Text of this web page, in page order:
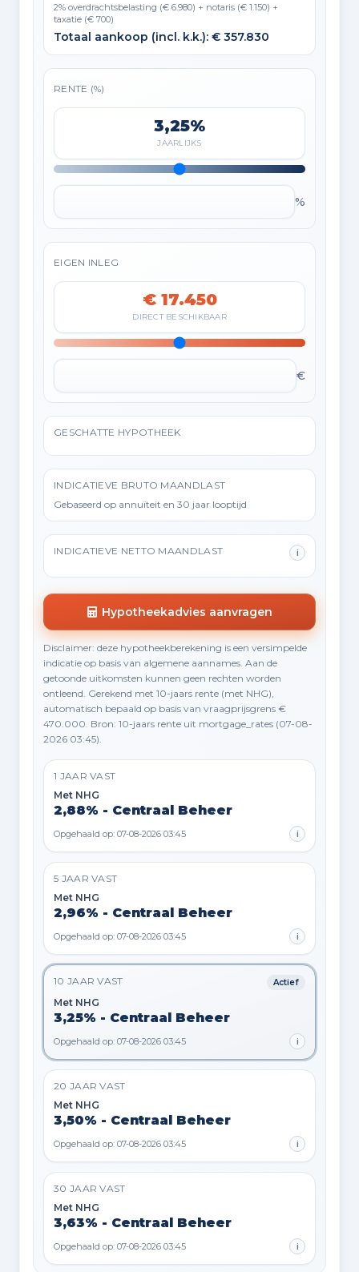
2% overdrachtsbelasting (€ 6.980) + notaris (€ 1.150) +
taxatie (€ 700)
Totaal aankoop (incl. k.k.): € 357.830
RENTE (%)
3,25%
JAARLIJKS
%
EIGEN INLEG
€ 17.450
DIRECT BESCHIKBAAR
€
GESCHATTE HYPOTHEEK
INDICATIEVE BRUTO MAANDLAST
Gebaseerd op annuïteit en 30 jaar looptijd
INDICATIEVE NETTO MAANDLAST i
Hypotheekadvies aanvragen
Disclaimer: deze hypotheekberekening is een versimpelde
indicatie op basis van algemene aannames. Aan de
getoonde uitkomsten kunnen geen rechten worden
ontleend. Gerekend met 10-jaars rente (met NHG),
automatisch bepaald op basis van vraagprijsgrens €
470.000. Bron: 10-jaars rente uit mortgage_rates (07-08-
2026 03:45).
1 JAAR VAST
Met NHG
2,88% - Centraal Beheer
Opgehaald op: 07-08-2026 03:45 i
5 JAAR VAST
Met NHG
2,96% - Centraal Beheer
Opgehaald op: 07-08-2026 03:45 i
10 JAAR VAST Actief
Met NHG
3,25% - Centraal Beheer
Opgehaald op: 07-08-2026 03:45 i
20 JAAR VAST
Met NHG
3,50% - Centraal Beheer
Opgehaald op: 07-08-2026 03:45 i
30 JAAR VAST
Met NHG
3,63% - Centraal Beheer
Opgehaald op: 07-08-2026 03:45 i